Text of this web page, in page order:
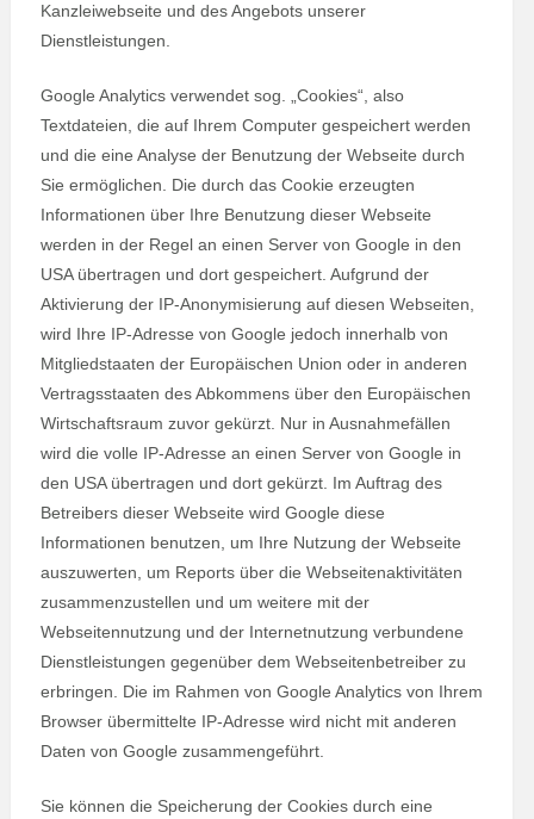
Kanzleiwebseite und des Angebots unserer
Dienstleistungen.
Google Analytics verwendet sog. „Cookies“, also
Textdateien, die auf Ihrem Computer gespeichert werden
und die eine Analyse der Benutzung der Webseite durch
Sie ermöglichen. Die durch das Cookie erzeugten
Informationen über Ihre Benutzung dieser Webseite
werden in der Regel an einen Server von Google in den
USA übertragen und dort gespeichert. Aufgrund der
Aktivierung der IP-Anonymisierung auf diesen Webseiten,
wird Ihre IP-Adresse von Google jedoch innerhalb von
Mitgliedstaaten der Europäischen Union oder in anderen
Vertragsstaaten des Abkommens über den Europäischen
Wirtschaftsraum zuvor gekürzt. Nur in Ausnahmefällen
wird die volle IP-Adresse an einen Server von Google in
den USA übertragen und dort gekürzt. Im Auftrag des
Betreibers dieser Webseite wird Google diese
Informationen benutzen, um Ihre Nutzung der Webseite
auszuwerten, um Reports über die Webseitenaktivitäten
zusammenzustellen und um weitere mit der
Webseitennutzung und der Internetnutzung verbundene
Dienstleistungen gegenüber dem Webseitenbetreiber zu
erbringen. Die im Rahmen von Google Analytics von Ihrem
Browser übermittelte IP-Adresse wird nicht mit anderen
Daten von Google zusammengeführt.
Sie können die Speicherung der Cookies durch eine